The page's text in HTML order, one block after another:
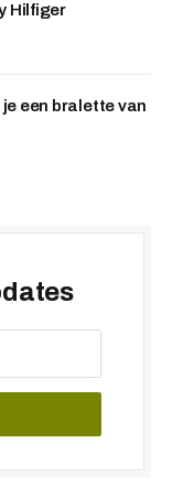
Hilfiger
een bralette van